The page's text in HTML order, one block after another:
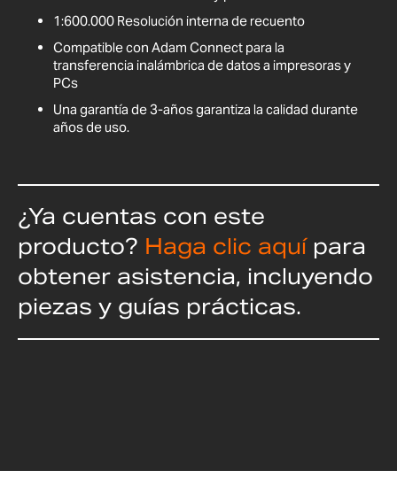
1:600.000 Resolución interna de recuento
Compatible con Adam Connect para la
transferencia inalámbrica de datos a impresoras y
PCs
Una garantía de 3-años garantiza la calidad durante
años de uso.
¿Ya cuentas con este
producto? Haga clic aquí para
obtener asistencia, incluyendo
piezas y guías prácticas.